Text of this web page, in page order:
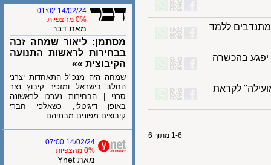
ללמד
בהכשרה
מועילה" לקראת
14/02/24 01:02
מאת דבר
מסתמן: ליאור שמחה זכה
בבחירות לראשות התנועה
הקיבוצית »»
שמחה היה מנכ"ל התאחדות יצרני
החלב בישראל ומזכיר קיבוץ נצר
סרני | הבחירות נערכו לראשונה
באופן דיגיטלי, כשאלפי חברי
קיבוצים מפונים מבתיהם
14/02/24 07:00
0% מהצפיות
מאת Ynet